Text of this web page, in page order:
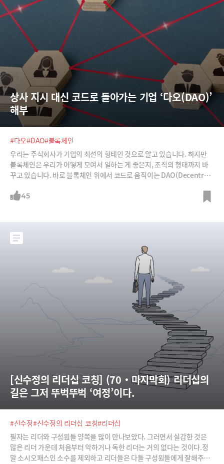
상사 지시 대신 코드로 돌아가는 기업 ‘다오(DAO)’
해부
#다오#DAO#블록체인
우리는 주식회사가 기업의 최선의 형태인 것으로 알고 있습니다. 하지만
블록체인은 우리가 어떻게 모여서 일하는 게 좋은지, 조직의 형태까지 바
꾸고 있습니다. 바로 블록체인 위에서 코드로 움직이는 DAO(Decentrali
서 말이죠. DAO에는 대표도, 임원도, 관료적인 관리체계도 없습니다. 모
45
[신수정의 리더십 코칭] (70‧마지막회) 리더십의
길은 그저 뚜벅뚜벅 ‘여정’이다.
#신수정#신수정의 리더십 코칭#리더십
필자는 리더와 구성원들 양쪽을 많이 만나보았다. 그러면서 실감한 것은
많은 리더 가운데 처음부터 악하거나 독한 리더는 거의 없다는 것이다.정
말 소시오패스인 소수를 제외하고 리더들은 다들 구성원들에게 잘해주고